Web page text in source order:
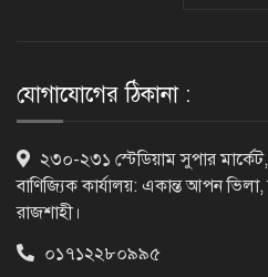
ট্রেজারি
যোগাযোগের ঠিকানা :
২৩০-২৩১ স্টেডিয়াম সুপার
বাণিজ্যিক কার্যালয়: একান্ত আপন
রাজশাহী।
০১৭১২২৮০৯৯৫